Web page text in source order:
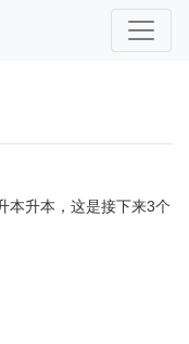
升本，这是接下来3个